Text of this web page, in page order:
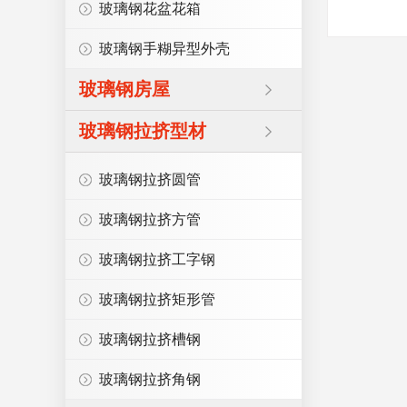
玻璃钢花盆花箱
玻璃钢手糊异型外壳
玻璃钢房屋
玻璃钢拉挤型材
玻璃钢拉挤圆管
玻璃钢拉挤方管
玻璃钢拉挤工字钢
玻璃钢拉挤矩形管
玻璃钢拉挤槽钢
玻璃钢拉挤角钢